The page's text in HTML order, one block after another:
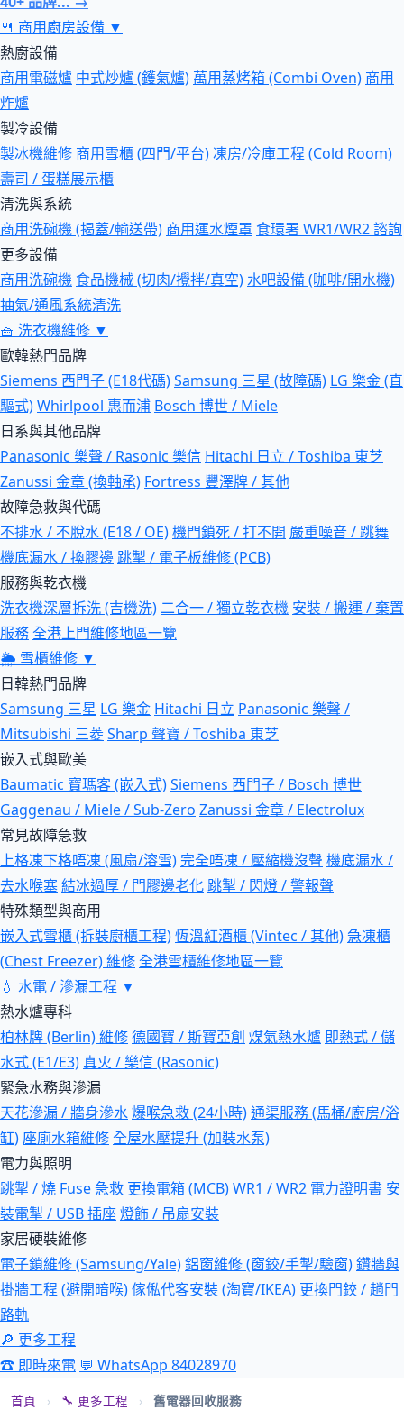
🍴 商用廚房設備 ▼
熱廚設備
商用電磁爐 中式炒爐 (鑊氣爐) 萬用蒸烤箱 (Combi Oven) 商用
炸爐
製冷設備
製冰機維修 商用雪櫃 (四門/平台)凍房/冷庫工程 (Cold Room)
壽司 / 蛋糕展示櫃
清洗與系統
商用洗碗機 (揭蓋/輸送帶) 商用運水煙罩 食環署 WR1/WR2 諮詢
更多設備
商用洗碗機 食品機械 (切肉/攪拌/真空)水吧設備 (咖啡/開水機)
抽氣/通風系統清洗
🧺 洗衣機維修 ▼
歐韓熱門品牌
Siemens 西門子 (E18代碼)Samsung 三星 (故障碼) LG 樂金 (直
驅式)Whirlpool 惠而浦 Bosch 博世 / Miele
日系與其他品牌
Panasonic 樂聲 / Rasonic 樂信 Hitachi 日立 / Toshiba 東芝
Zanussi 金章 (換軸承) Fortress 豐澤牌 / 其他
故障急救與代碼
不排水 / 不脫水 (E18 / OE)機門鎖死 / 打不開 嚴重噪音 / 跳舞
機底漏水 / 換膠邊跳掣 / 電子板維修 (PCB)
服務與乾衣機
洗衣機深層拆洗 (吉機洗) 二合一 / 獨立乾衣機 安裝 / 搬運 / 棄置
服務全港上門維修地區一覽
🌦 雪櫃維修 ▼
日韓熱門品牌
Samsung 三星 LG 樂金 Hitachi 日立 Panasonic 樂聲 /
Mitsubishi 三菱Sharp 聲寶 / Toshiba 東芝
嵌入式與歐美
Baumatic 寶瑪客 (嵌入式)Siemens 西門子 / Bosch 博世
Gaggenau / Miele / Sub-Zero Zanussi 金章 / Electrolux
常見故障急救
上格凍下格唔凍 (風扇/溶雪)完全唔凍 / 壓縮機沒聲 機底漏水 /
去水喉塞結冰過厚 / 門膠邊老化跳掣 / 閃燈 / 警報聲
特殊類型與商用
嵌入式雪櫃 (拆裝廚櫃工程)恆溫紅酒櫃 (Vintec / 其他)急凍櫃
(Chest Freezer) 維修全港雪櫃維修地區一覽
💧 水電 / 滲漏工程 ▼
熱水爐專科
柏林牌 (Berlin) 維修德國寶 / 斯寶亞創 煤氣熱水爐 即熱式 / 儲
水式 (E1/E3) 真火 / 樂信 (Rasonic)
緊急水務與滲漏
天花滲漏 / 牆身滲水爆喉急救 (24小時)通渠服務 (馬桶/廚房/浴
缸) 座廁水箱維修全屋水壓提升 (加裝水泵)
電力與照明
跳掣 / 燒 Fuse 急救 更換電箱 (MCB)WR1 / WR2 電力證明書 安
裝電掣 / USB 插座燈飾 / 吊扇安裝
家居硬裝維修
電子鎖維修 (Samsung/Yale)鋁窗維修 (窗鉸/手掣/驗窗)鑽牆與
掛牆工程 (避開暗喉)傢俬代客安裝 (淘寶/IKEA) 更換門鉸 / 趟門
路軌
🔎 更多工程
☎ 即時來電 💬 WhatsApp 84028970
首頁 › 🔧 更多工程 › 舊電器回收服務